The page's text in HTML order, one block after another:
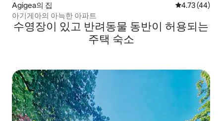
Agigea의 집 평점 4.73점
4.73 (44)
아기게아의 아늑한 아파트
수영장이 있고 반려동물 동반이 허용되는
주택 숙소